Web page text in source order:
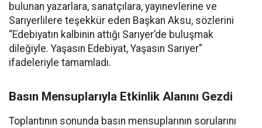
bulunan yazarlara, sanatçılara, yayınevlerine ve
Sarıyerlilere teşekkür eden Başkan Aksu, sözlerini
“Edebiyatın kalbinin attığı Sarıyer’de buluşmak
dileğiyle. Yaşasın Edebiyat, Yaşasın Sarıyer”
ifadeleriyle tamamladı.
Basın Mensuplarıyla Etkinlik Alanını Gezdi
Toplantının sonunda basın mensuplarının sorularını